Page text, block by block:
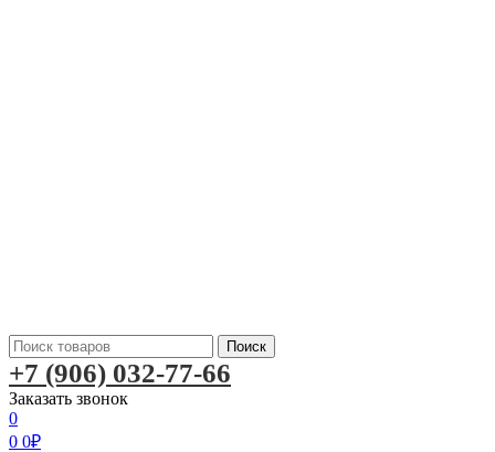
Поиск
+7 (906) 032-77-66
Заказать звонок
0
0 0₽